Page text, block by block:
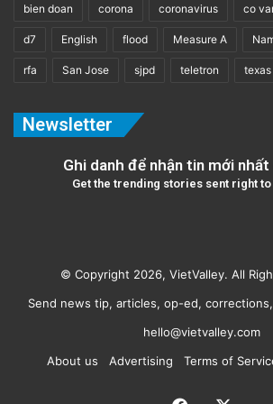
bien doan corona coronavirus co
d7 English flood Measure A
rfa San Jose sjpd teletron texas
Newsletter
Ghi danh để nhận tin mới
Get the trending stories sent right
© Copyright 2026, VietValley. All
Send news tip, articles, op-ed,
hello@vietvalley.com
About us
Advertising Terms of